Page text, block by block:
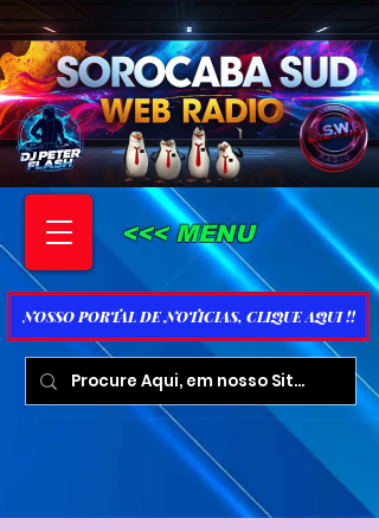
<<< MENU
NOSSO PORTAL DE NOTICIAS, CLIQUE AQUI !!